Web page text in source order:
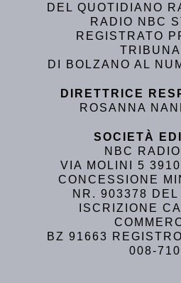
DEL QUOTIDIANO
RADIO NBC
REGISTRATO
DI BOLZANO AL
DIRETTRICE
ROSANNA
SOCIETÀ
NBC
VIA MOLINI 5
CONCESSIONE
NR. 903378
ISCRIZIONE
BZ 91663
008-